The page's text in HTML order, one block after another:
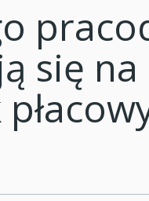
się